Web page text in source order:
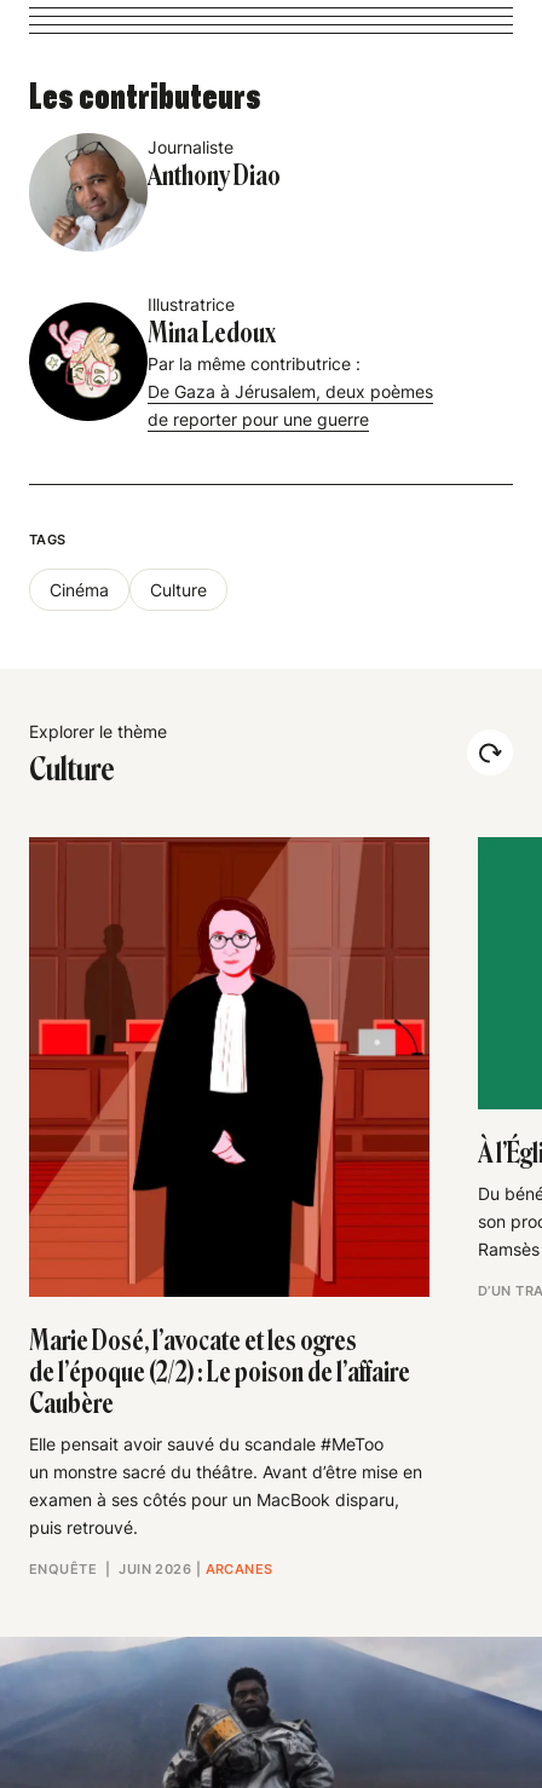
Les contributeurs
Journaliste
Anthony Diao
Illustratrice
Mina Ledoux
Par la même contributrice :
De Gaza à Jérusalem, deux poèmes
de reporter pour une guerre
TAGS
Cinéma Culture
Explorer le thème
Culture
Marie Dosé, l’avocate et les ogres
de l’époque (2/2) : Le poison de l’affaire
Caubère
Elle pensait avoir sauvé du scandale #MeToo
un monstre sacré du théâtre. Avant d’être mise en
examen à ses côtés pour un MacBook disparu,
puis retrouvé.
ENQUÊTE | JUIN 2026 ARCANES
À
Du
son
D’UN